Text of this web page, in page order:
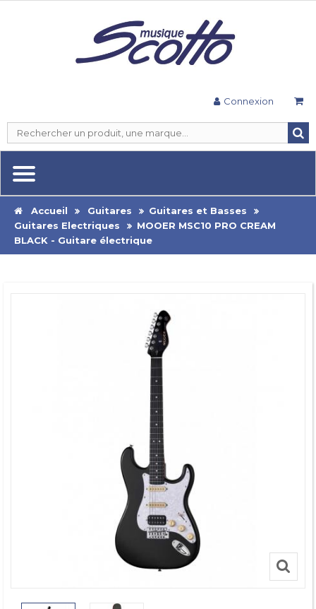
Connexion
Accueil Guitares
Guitares et Basses
Guitares Electriques
MOOER MSC10 PRO CREAM
BLACK - Guitare électrique